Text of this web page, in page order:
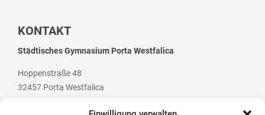
DFB-Talentförderung
Studieren ab 15
Stipendien für Schüler und Schülerinnen
KONTAKT
Städtisches Gymnasium Porta Westfalica
Hoppenstraße 48
32457 Porta Westfalica